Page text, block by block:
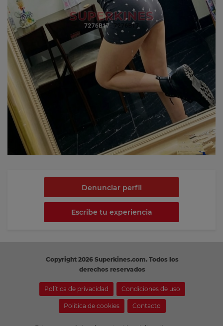
Denunciar perfil
Escribe tu experiencia
Copyright 2026 Superkines.com. Todos los
derechos reservados
Política de privacidad Condiciones de uso
Política de cookies Contacto